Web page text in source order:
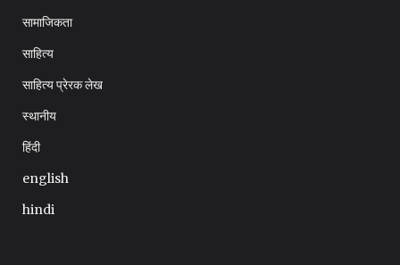
सामाजिकता
साहित्य
साहित्य प्रेरक लेख
स्थानीय
हिंदी
english
hindi